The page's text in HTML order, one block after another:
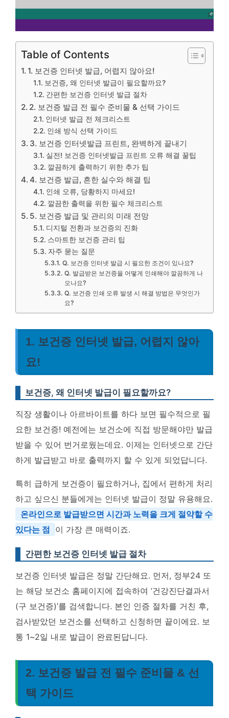
Table of Contents
1. 보건증 인터넷 발급, 어렵지 않아요!
보건증, 왜 인터넷 발급이 필요할까요?
간편한 보건증 인터넷 발급 절차
2. 보건증 발급 전 필수 준비물 & 선택 가이드
인터넷 발급 전 체크리스트
인쇄 방식 선택 가이드
3. 보건증 인터넷발급 프린트, 완벽하게 끝내기
실전! 보건증 인터넷발급 프린트 오류 해결 꿀팁
깔끔하게 출력하기 위한 추가 팁
4. 보건증 발급, 흔한 실수와 해결 팁
인쇄 오류, 당황하지 마세요!
깔끔한 출력을 위한 필수 체크리스트
5. 보건증 발급 및 관리의 미래 전망
디지털 전환과 보건증의 진화
스마트한 보건증 관리 팁
자주 묻는 질문
Q. 보건증 인터넷 발급 시 필요한 조건이 있나요?
Q. 발급받은 보건증을 어떻게 인쇄해야 깔끔하게 나
오나요?
Q. 보건증 인쇄 오류 발생 시 해결 방법은 무엇인가
요?
1. 보건증 인터넷 발급, 어렵지 않아
요!
보건증, 왜 인터넷 발급이 필요할까요?
직장 생활이나 아르바이트를 하다 보면 필수적으로 필
요한 보건증! 예전에는 보건소에 직접 방문해야만 발급
받을 수 있어 번거로웠는데요. 이제는 인터넷으로 간단
하게 발급받고 바로 출력까지 할 수 있게 되었답니다.
특히 급하게 보건증이 필요하거나, 집에서 편하게 처리
하고 싶으신 분들에게는 인터넷 발급이 정말 유용해요.
온라인으로 발급받으면 시간과 노력을 크게 절약할 수
있다는 점
이 가장 큰 매력이죠.
간편한 보건증 인터넷 발급 절차
보건증 인터넷 발급은 정말 간단해요. 먼저, 정부24 또
는 해당 보건소 홈페이지에 접속하여 ‘건강진단결과서
(구 보건증)’를 검색합니다. 본인 인증 절차를 거친 후,
검사받았던 보건소를 선택하고 신청하면 끝이에요. 보
통 1~2일 내로 발급이 완료된답니다.
2. 보건증 발급 전 필수 준비물 & 선
택 가이드